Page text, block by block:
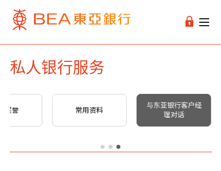
私人银行服务
奖誉 常用资料
与东亚银行客户经
理对话